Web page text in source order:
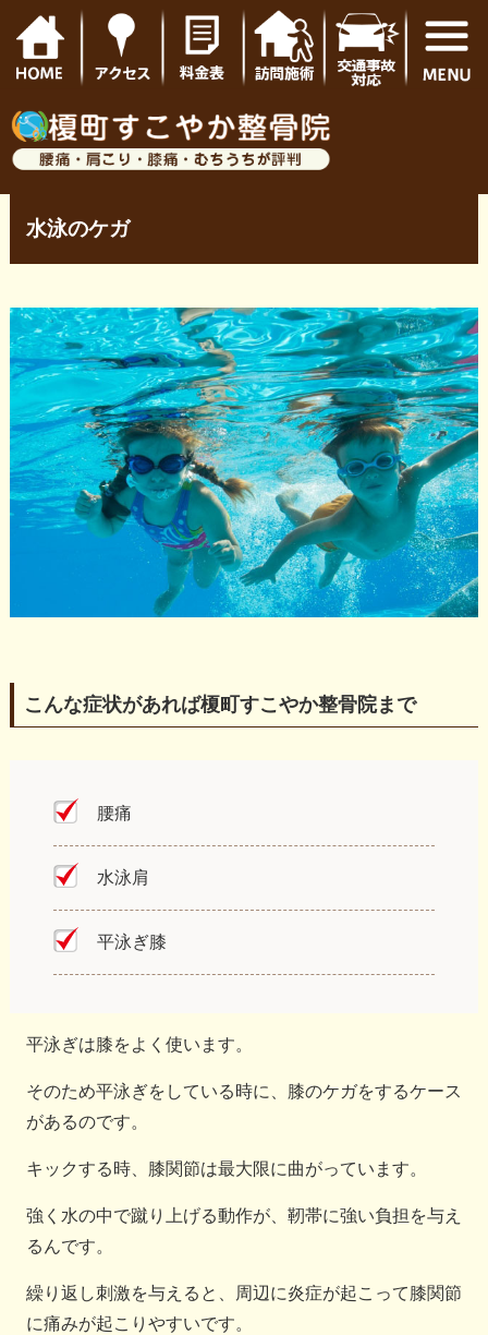
水泳のケガ
こんな症状があれば榎町すこやか整骨院まで
腰痛
水泳肩
平泳ぎ膝
平泳ぎは膝をよく使います。
そのため平泳ぎをしている時に、膝のケガをするケース
があるのです。
キックする時、膝関節は最大限に曲がっています。
強く水の中で蹴り上げる動作が、靭帯に強い負担を与え
るんです。
繰り返し刺激を与えると、周辺に炎症が起こって膝関節
に痛みが起こりやすいです。